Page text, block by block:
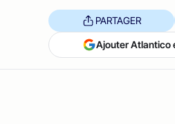
PARTAGER
Ajouter Atlantico